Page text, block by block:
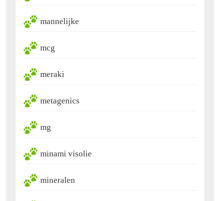
mannelijke
mcg
meraki
metagenics
mg
minami visolie
mineralen